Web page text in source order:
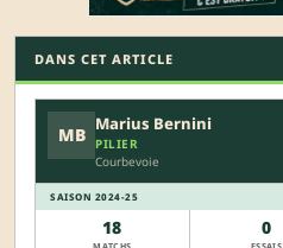
DANS CET ARTICLE
MB
Marius Bernini
PILIER
Courbevoie
SAISON 2024-25
18
MATCHS
0
ESSAIS